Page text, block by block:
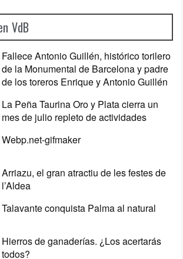
VdB
Fallece Antonio Guillén, histórico torilero
de la Monumental de Barcelona y padre
de los toreros Enrique y Antonio Guillén
La Peña Taurina Oro y Plata cierra un
mes de julio repleto de actividades
Webp.net-gifmaker
Arriazu, el gran atractiu de les festes de
l’Aldea
Talavante conquista Palma al natural
Hierros de ganaderías. ¿Los acertarás
todos?